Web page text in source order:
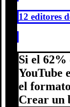
12 editores
Si el 62%
YouTube
el
Crear un